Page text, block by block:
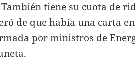
tiene su cuota de
de que había una carta
por ministros de